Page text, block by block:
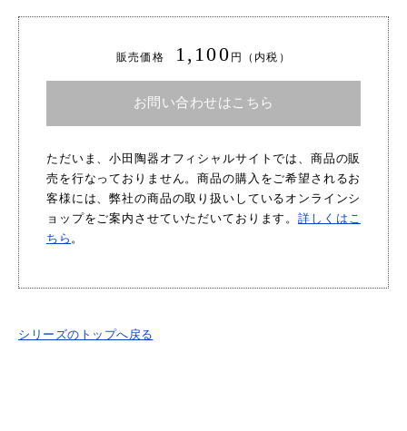
販売価格 1,100 円（内税）
お問い合わせはこちら
ただいま、小田陶器オフィシャルサイトでは、商品の販
売を行なっておりません。商品の購入をご希望されるお
客様には、弊社の商品の取り扱いしているオンラインシ
ョップをご案内させていただいております。詳しくはこ
ちら 。
シリーズのトップへ戻る